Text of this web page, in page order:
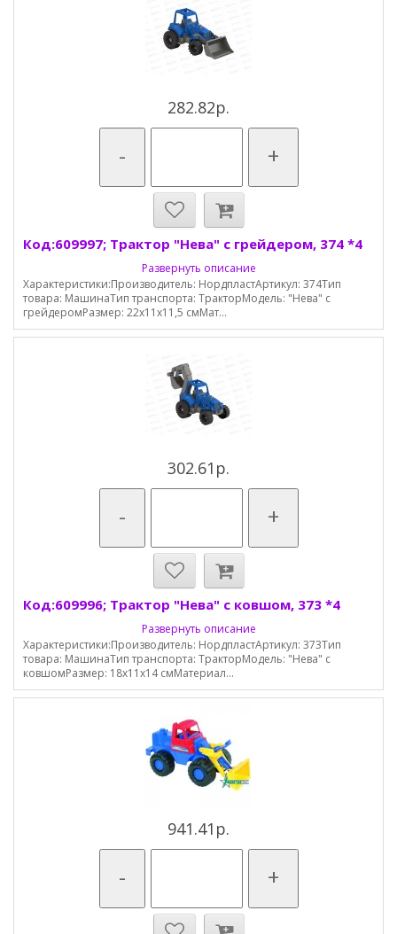
282.82р.
- +
Код:609997; Трактор "Нева" с грейдером, 374 *4
Развернуть описание
Характеристики:Производитель: НордпластАртикул: 374Тип
товара: МашинаТип транспорта: ТракторМодель: "Нева" с
грейдеромРазмер: 22x11x11,5 смМат...
302.61р.
- +
Код:609996; Трактор "Нева" с ковшом, 373 *4
Развернуть описание
Характеристики:Производитель: НордпластАртикул: 373Тип
товара: МашинаТип транспорта: ТракторМодель: "Нева" с
ковшомРазмер: 18x11x14 смМатериал...
941.41р.
- +